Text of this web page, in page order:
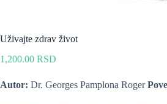
Uživajte zdrav život
1,200.00 RSD
Autor: Dr. Georges Pamplona Roger